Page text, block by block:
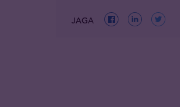
JAGA